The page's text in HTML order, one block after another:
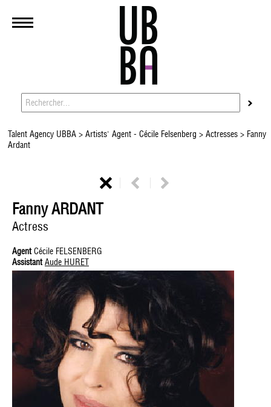
Talent Agency UBBA>Artists' Agent - Cécile Felsenberg > Actresses> Fanny
Ardant
Fanny ARDANT
Actress
AgentCécile FELSENBERG
AssistantAude HURET